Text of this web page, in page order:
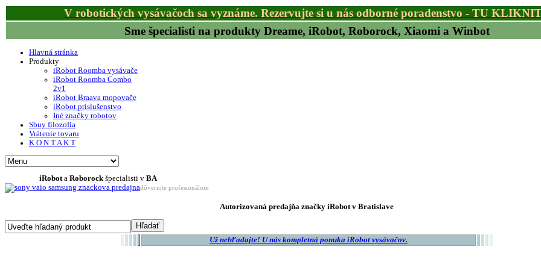
V robotických vysávačoch sa vyznáme. Rezervujte si u nás odborné poradenstvo - TU
Sme špecialisti na produkty Dreame, iRobot, Roborock, Xiaomi a Winbot
Hlavná stránka
Produkty
iRobot Roomba vysávače
iRobot Roomba Combo
2v1
iRobot Braava mopovače
iRobot príslušenstvo
Iné značky robotov
Sbuy filozofia
Vrátenie tovaru
K O N T A K T
iRobota Roborockšpecialisti v BA
dôverujte profesionálom
Autorizovaná predajňa značky iRobot v Bratislave
Už nehľadajte! U nás kompletná ponuka iRobot vysávačov.